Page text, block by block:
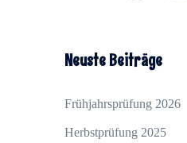
Neuste Beiträge
Frühjahrsprüfung 2026
Herbstprüfung 2025